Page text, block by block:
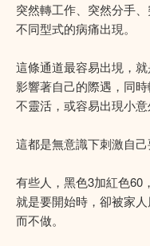
突然轉工作、突然分手
不同型式的病痛出現。
這條通道最容易出垷，
影響著自己的際遇，同
不靈活，或容易出現小意
這都是無意識下刺激自己
有些人，黑色3加紅色60
就是要開始時，卻被家
而不做。